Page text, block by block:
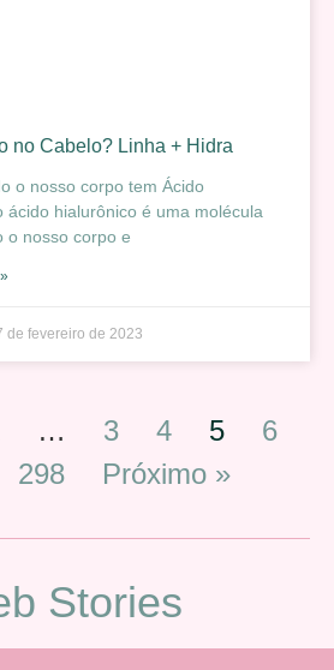
no Cabelo? Linha + Hidra
o nosso corpo tem Ácido
ácido hialurônico é uma molécula
o nosso corpo e
de fevereiro de 2023
… 3 4 5
6
298 Próximo »
Stories